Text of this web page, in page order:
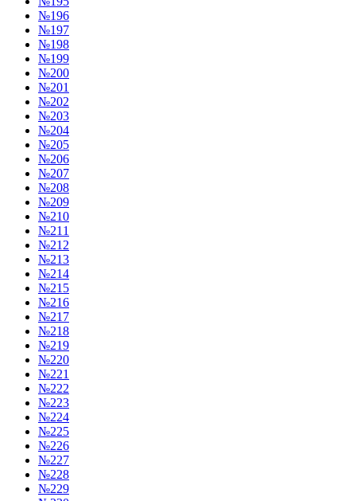
№196
№197
№198
№199
№200
№201
№202
№203
№204
№205
№206
№207
№208
№209
№210
№211
№212
№213
№214
№215
№216
№217
№218
№219
№220
№221
№222
№223
№224
№225
№226
№227
№228
№229